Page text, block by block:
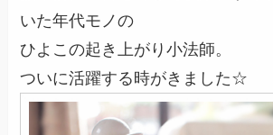
いた年代モノの
ひよこの起き上がり小法師。
ついに活躍する時がきました☆